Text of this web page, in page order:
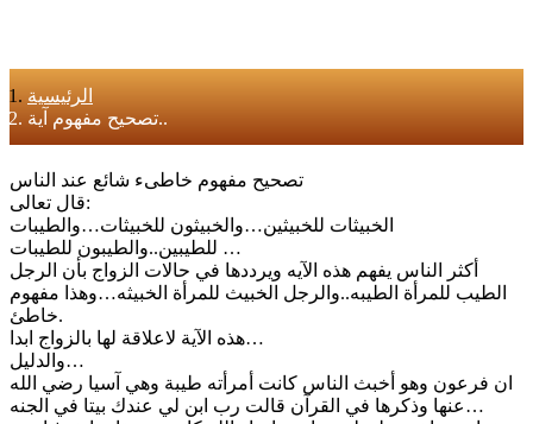
الرئيسية
تصحيح مفهوم آية..
تصحيح مفهوم خاطىء شائع عند الناس
قال تعالى:
الخبيثات للخبيثين…والخبيثون للخبيثات…والطيبات
للطيبين..والطيبون للطيبات …
أكثر الناس يفهم هذه الآيه ويرددها في حالات الزواج بأن الرجل
الطيب للمرأة الطيبه..والرجل الخبيث للمرأة الخبيثه…وهذا مفهوم
خاطئ.
هذه الآية لاعلاقة لها بالزواج ابدا…
والدليل…
ان فرعون وهو أخبث الناس كانت أمرأته طيبة وهي آسيا رضي الله
عنها وذكرها في القرآن قالت رب ابن لي عندك بيتا في الجنه…